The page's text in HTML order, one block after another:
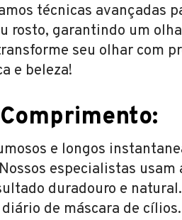
técnicas avançadas
rosto, garantindo um
seu olhar com
e beleza!
e longos
especialistas
duradouro e
de máscara de cílios.